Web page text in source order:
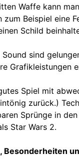
Waffe kann
zum Beispiel eine
Schild
Sound sind
Grafikleistungen
Spiel mit
zurück.)
Sprünge in
Star Wars 2.
Besonderheiten